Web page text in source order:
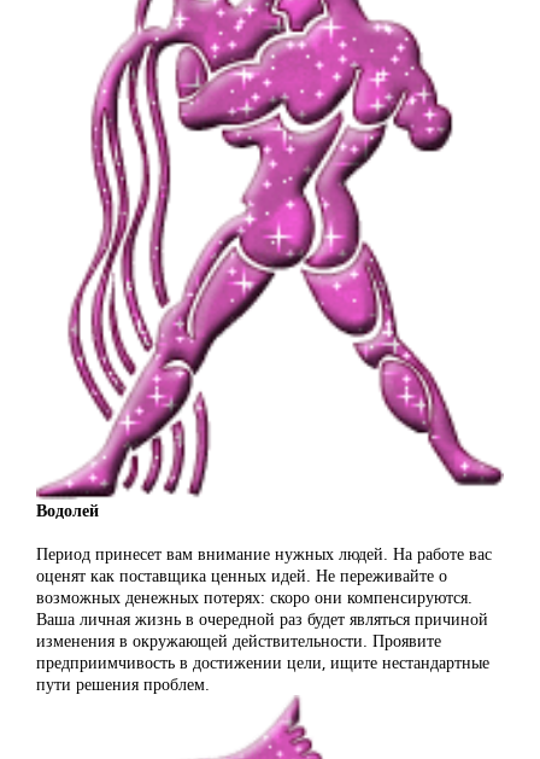
Водолей
Период принесет вам внимание нужных людей. На работе вас
оценят как поставщика ценных идей. Не переживайте о
возможных денежных потерях: скоро они компенсируются.
Ваша личная жизнь в очередной раз будет являться причиной
изменения в окружающей действительности. Проявите
предприимчивость в достижении цели, ищите нестандартные
пути решения проблем.